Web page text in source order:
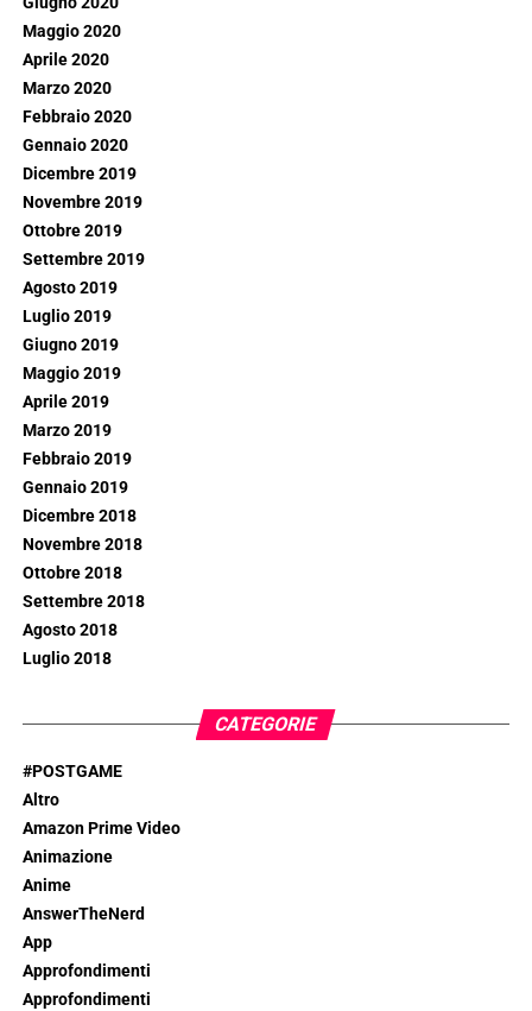
Maggio 2020
Aprile 2020
Marzo 2020
Febbraio 2020
Gennaio 2020
Dicembre 2019
Novembre 2019
Ottobre 2019
Settembre 2019
Agosto 2019
Luglio 2019
Giugno 2019
Maggio 2019
Aprile 2019
Marzo 2019
Febbraio 2019
Gennaio 2019
Dicembre 2018
Novembre 2018
Ottobre 2018
Settembre 2018
Agosto 2018
Luglio 2018
CATEGORIE
#POSTGAME
Altro
Amazon Prime Video
Animazione
Anime
AnswerTheNerd
App
Approfondimenti
Approfondimenti